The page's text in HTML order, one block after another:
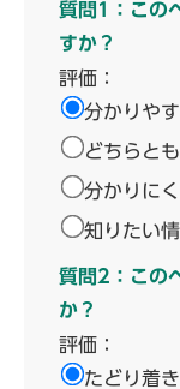
質問1：この
すか？
評価：
分かりや
どちらと
分かりに
知りたい
質問2：この
か？
評価：
たどり着